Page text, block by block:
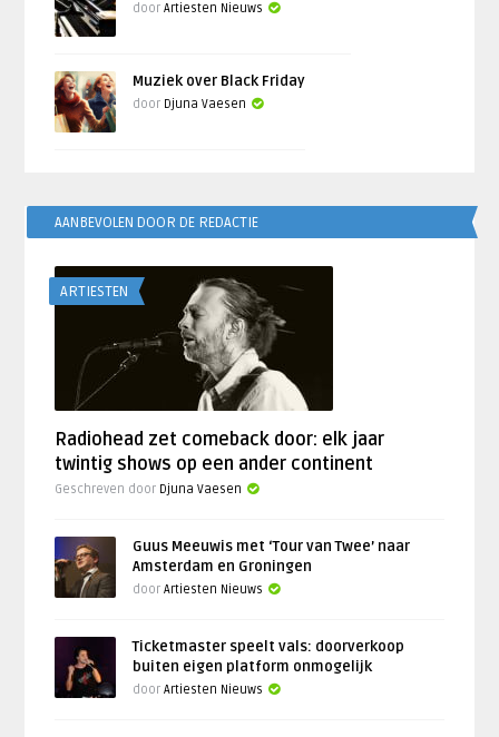
doorArtiesten Nieuws
Muziek over Black Friday
door Djuna Vaesen
AANBEVOLEN DOOR DE REDACTIE
ARTIESTEN
Radiohead zet comeback door: elk jaar
twintig shows op een ander continent
Geschreven door Djuna Vaesen
Guus Meeuwis met ‘Tour van Twee’ naar
Amsterdam en Groningen
doorArtiesten Nieuws
Ticketmaster speelt vals: doorverkoop
buiten eigen platform onmogelijk
doorArtiesten Nieuws